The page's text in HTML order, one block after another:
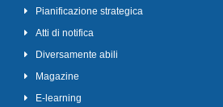
Pianificazione strategica
Atti di notifica
Diversamente abili
Magazine
E-learning